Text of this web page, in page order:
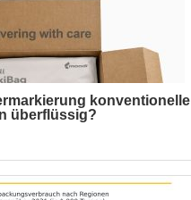
konventionelle
überflüssig?